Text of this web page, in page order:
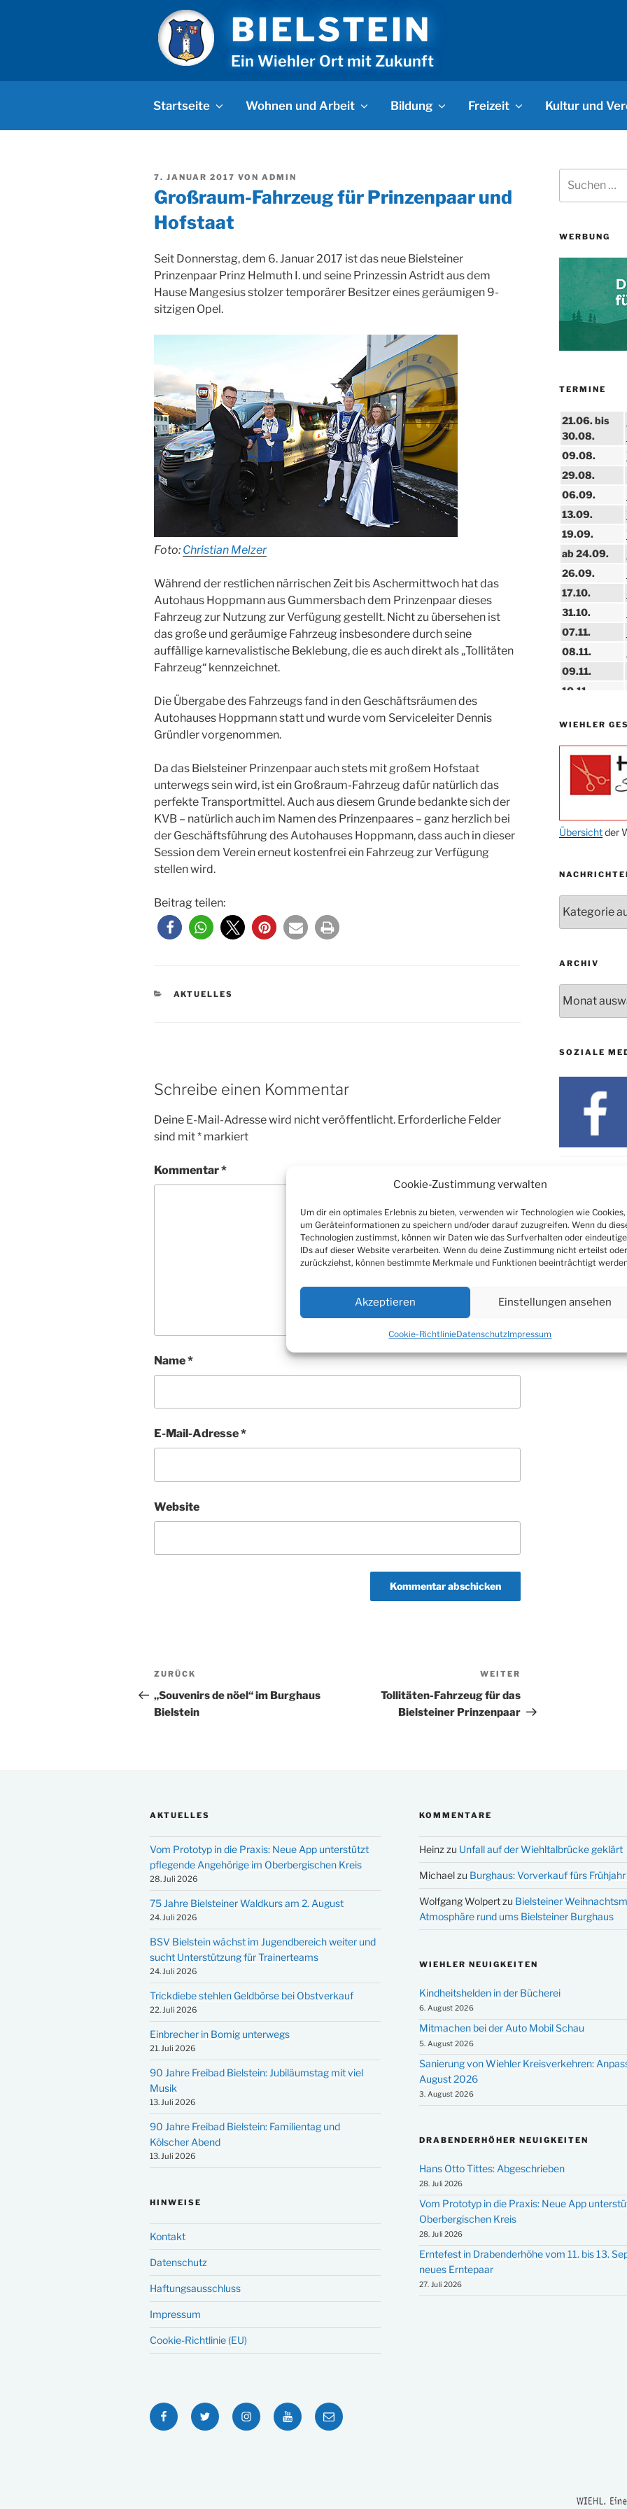
Cookie-Zustimmung verwalten
Um dir ein optimales Erlebnis zu bieten, verwenden wir Technologien wie Cookies,
um Geräteinformationen zu speichern und/oder darauf zuzugreifen. Wenn du
Technologien zustimmst, können wir Daten wie das Surfverhalten oder eindeutige
IDs auf dieser Website verarbeiten. Wenn du deine Zustimmung nicht erteilst oder
zurückziehst, können bestimmte Merkmale und Funktionen beeinträchtigt
Akzeptieren Einstellungen ansehen
Cookie-RichtlinieDatenschutzImpressum
BIELSTEIN
Ein Wiehler Ort mit Zukunft
Startseite Wohnen und Arbeit Bildung Freizeit Kultur und
VERÖFFENTLICHT
7. JANUAR 2017 VON ADMIN
Großraum-Fahrzeug für Prinzenpaar und
Hofstaat
Seit Donnerstag, dem 6. Januar 2017 ist das neue Bielsteiner
Prinzenpaar Prinz Helmuth I. und seine Prinzessin Astridt aus dem
Hause Mangesius stolzer temporärer Besitzer eines geräumigen 9-
sitzigen Opel.
Foto: Christian Melzer
Während der restlichen närrischen Zeit bis Aschermittwoch hat das
Autohaus Hoppmann aus Gummersbach dem Prinzenpaar dieses
Fahrzeug zur Nutzung zur Verfügung gestellt. Nicht zu übersehen ist
das große und geräumige Fahrzeug insbesondere durch seine
auffällige karnevalistische Beklebung, die es auch direkt als „Tollitäten
Fahrzeug“ kennzeichnet.
Die Übergabe des Fahrzeugs fand in den Geschäftsräumen des
Autohauses Hoppmann statt und wurde vom Serviceleiter Dennis
Gründler vorgenommen.
Da das Bielsteiner Prinzenpaar auch stets mit großem Hofstaat
unterwegs sein wird, ist ein Großraum-Fahrzeug dafür natürlich das
perfekte Transportmittel. Auch aus diesem Grunde bedankte sich der
KVB – natürlich auch im Namen des Prinzenpaares – ganz herzlich bei
der Geschäftsführung des Autohauses Hoppmann, dass auch in dieser
Session dem Verein erneut kostenfrei ein Fahrzeug zur Verfügung
stellen wird.
Beitrag teilen:
KATEGORIEN
AKTUELLES
Schreibe einen Kommentar
Deine E-Mail-Adresse wird nicht veröffentlicht. Erforderliche Felder
sind mit* markiert
Kommentar*
Name*
E-Mail-Adresse*
Website
Beitragsnavigation
Vorheriger
Beitrag
ZURÜCK
„Souvenirs de nöel“ im Burghaus
Bielstein
Beitrag
WEITER
Tollitäten-Fahrzeug für das
Bielsteiner Prinzenpaar
nach:
WERBUNG
TERMINE
21.06. bis
30.08.
09.08.
29.08.
06.09.
13.09.
19.09.
ab 24.09.
26.09.
17.10.
31.10.
07.11.
08.11.
09.11.
10.11.
14.11.
15.11.
15.11.
27.11.
29.11.
06.12.
24.09. bis
10.12.
WIEHLER
Übersichtder
ARCHIV
SOZIALE
AKTUELLES
Vom Prototyp in die Praxis: Neue App unterstützt
pflegende Angehörige im Oberbergischen Kreis
28. Juli 2026
75 Jahre Bielsteiner Waldkurs am 2. August
24. Juli 2026
BSV Bielstein wächst im Jugendbereich weiter und
sucht Unterstützung für Trainerteams
24. Juli 2026
Trickdiebe stehlen Geldbörse bei Obstverkauf
22. Juli 2026
Einbrecher in Bomig unterwegs
21. Juli 2026
90 Jahre Freibad Bielstein: Jubiläumstag mit viel
Musik
13. Juli 2026
90 Jahre Freibad Bielstein: Familientag und
Kölscher Abend
13. Juli 2026
HINWEISE
Kontakt
Datenschutz
Haftungsausschluss
Impressum
Cookie-Richtlinie (EU)
KOMMENTARE
Heinz zu Unfall auf der Wiehltalbrücke geklärt
Michaelzu Burghaus: Vorverkauf fürs
Wolfgang Wolpertzu Bielsteiner
Atmosphäre rund ums Bielsteiner Burghaus
WIEHLER NEUIGKEITEN
Kindheitshelden in der Bücherei
6. August 2026
Mitmachen bei der Auto Mobil Schau
5. August 2026
Sanierung von Wiehler Kreisverkehren:
August 2026
3. August 2026
DRABENDERHÖHER NEUIGKEITEN
Hans Otto Tittes: Abgeschrieben
28. Juli 2026
Vom Prototyp in die Praxis: Neue App
Oberbergischen Kreis
28. Juli 2026
Erntefest in Drabenderhöhe vom 11. bis 13.
neues Erntepaar
27. Juli 2026
FacebookTwitter InstagramYouTubeE-
Mail